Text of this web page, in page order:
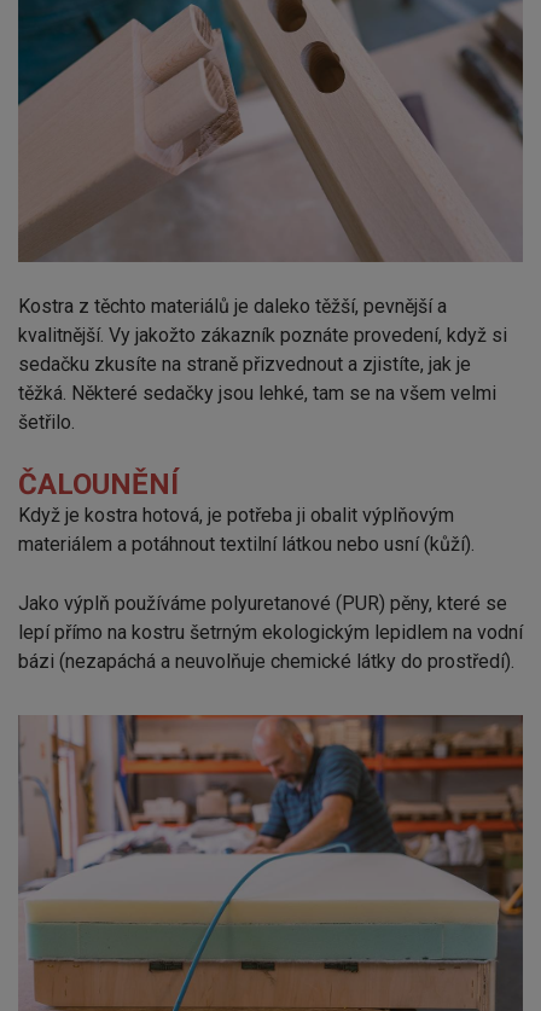
Kostra z těchto materiálů je daleko těžší, pevnější a
kvalitnější. Vy jakožto zákazník poznáte provedení, když si
sedačku zkusíte na straně přizvednout a zjistíte, jak je
těžká. Některé sedačky jsou lehké, tam se na všem velmi
šetřilo.
ČALOUNĚNÍ
Když je kostra hotová, je potřeba ji obalit výplňovým
materiálem a potáhnout textilní látkou nebo usní (kůží).
Jako výplň používáme polyuretanové (PUR) pěny, které se
lepí přímo na kostru šetrným ekologickým lepidlem na vodní
bázi (nezapáchá a neuvolňuje chemické látky do prostředí).